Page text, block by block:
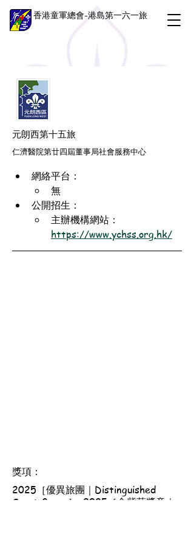
香港童軍總會-港島第一六一旅
元朗西第十五旅
仁濟醫院第廿四屆董事局社會服務中心
網絡平台：
無
公開招生：
主辦機構網站：
https://www.ychss.org.hk/
獎項：
2025［優異旅團｜Distinguished
Scout Group］, 2025［金紫荊獎章｜